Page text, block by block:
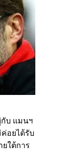
กับ แมนฯ
อยได้รับ
ยใต้การ